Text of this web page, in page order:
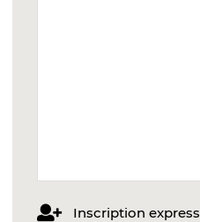
Inscription express